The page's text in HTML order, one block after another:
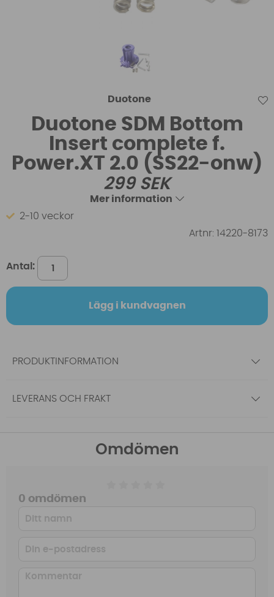
Duotone
Duotone SDM Bottom
Insert complete f.
Power.XT 2.0 (SS22-onw)
299SEK
Mer information
2-10 veckor
Artnr: 14220-8173
Antal:
Lägg i kundvagnen
PRODUKTINFORMATION
LEVERANS OCH FRAKT
Omdömen
0 omdömen